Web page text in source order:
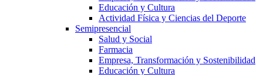
Educación y Cultura
Actividad Física y Ciencias del Deporte
Semipresencial
Salud y Social
Farmacia
Empresa, Transformación y Sostenibilidad
Educación y Cultura